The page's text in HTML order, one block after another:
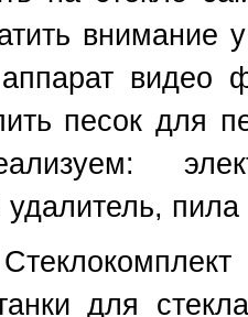
аппарат
песок для
удалитель,
для